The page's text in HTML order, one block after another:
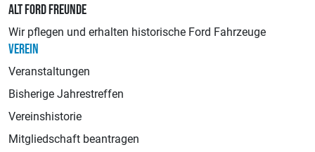
ALT FORD FREUNDE
Wir pflegen und erhalten historische Ford Fahrzeuge
VEREIN
Veranstaltungen
Bisherige Jahrestreffen
Vereinshistorie
Mitgliedschaft beantragen